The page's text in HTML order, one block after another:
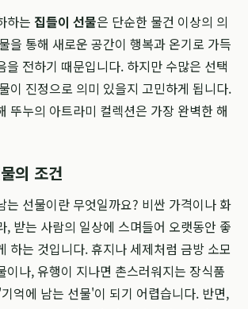
하는 집들이 선물은 단순한 물건 이상의 의
을 통해 새로운 공간이 행복과 온기로 가득
을 전하기 때문입니다. 하지만 수많은 선택
이 진정으로 의미 있을지 고민하게 됩니다.
뚜누의 아트라미 컬렉션은 가장 완벽한 해
의 조건
는 선물이란 무엇일까요? 비싼 가격이나 화
, 받는 사람의 일상에 스며들어 오랫동안 좋
하는 것입니다. 휴지나 세제처럼 금방 소모
이나, 유행이 지나면 촌스러워지는 장식품
억에 남는 선물'이 되기 어렵습니다. 반면,